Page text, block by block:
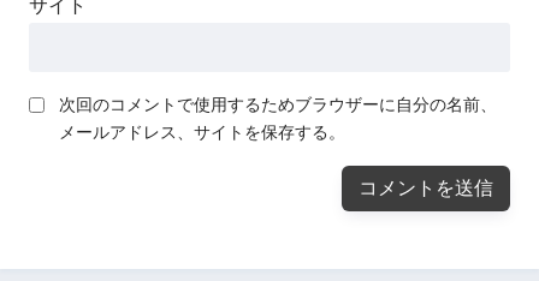
サイト
次回のコメントで使用するためブラウザーに自分の名前、
メールアドレス、サイトを保存する。